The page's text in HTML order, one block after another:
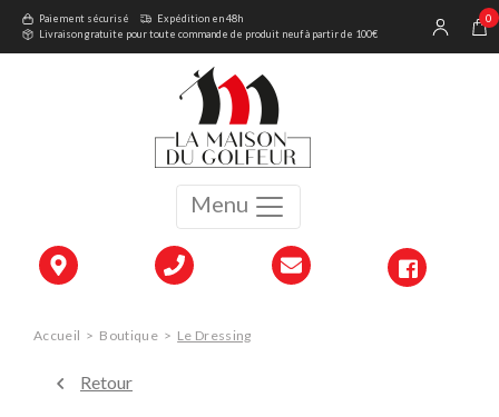
Menu
Paiement sécurisé
Expédition en 48h
Livraison gratuite pour toute commande de produit neuf à partir de 100€
0
Accueil > Boutique > Le Dressing
Retour